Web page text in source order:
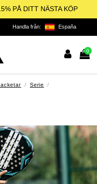
PÅ DITT NÄSTA KÖP
Handla från: España
0
Serie